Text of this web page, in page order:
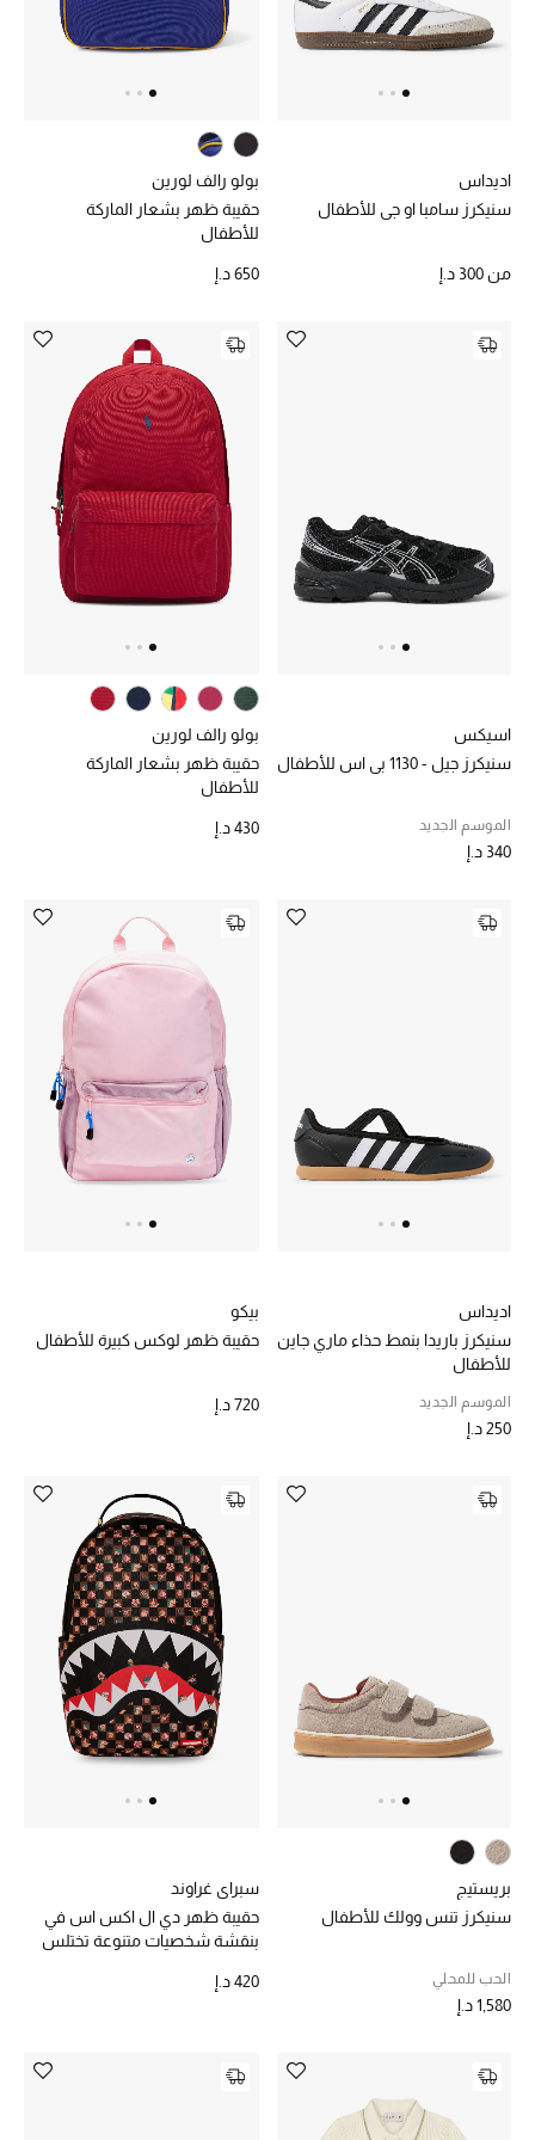
الرجال
مستلزمات المنزل
جديد لدينا
عرض جميع المنتجات
خصومات
ركن أناقة المنتجعات
حصريًا عبر الإنترنت
تشكيلة المناسبات للنساء
تشكيلة الأعراس
حقائب وأحذية متطابقة
جميع الملابس النسائية
جميع الأحذية النسائية
جميع الإكسسورات النسائية
الحقائب
الحقائب النسائية
دليل ملتزمات الحقائب
حقائب رجالية
أبرز المصممين
اديداس
سنيكرز سامبا او جي للأطفال
من300 د.إ
بولو رالف لورين
حقيبة ظهر بشعار الماركة
للأطفال
650 د.إ
اسيكس
سنيكرز جيل - 1130 بي اس للأطفال
الموسم الجديد
340 د.إ
بولو رالف لورين
حقيبة ظهر بشعار الماركة
للأطفال
430 د.إ
اديداس
سنيكرز باريدا بنمط حذاء ماري جاين
للأطفال
الموسم الجديد
250 د.إ
بيكو
حقيبة ظهر لوكس كبيرة للأطفال
720 د.إ
بريستيج
سنيكرز تنس وولك للأطفال
الحب للمحلي
1,580 د.إ
سبراي غراوند
حقيبة ظهر دي ال اكس اس في
بنقشة شخصيات متنوعة تختلس
420 د.إ